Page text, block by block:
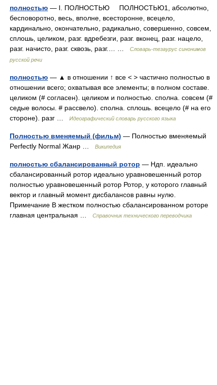
полностью — I. ПОЛНОСТЬЮ ПОЛНОСТЬЮ1, абсолютно,
бесповоротно, весь, вполне, всесторонне, всецело,
кардинально, окончательно, радикально, совершенно, совсем,
сплошь, целиком, разг. вдребезги, разг. вконец, разг. нацело,
разг. начисто, разг. сквозь, разг.… …
Словарь-тезаурус синонимов
русской речи
полностью — ▲ в отношении ↑ все < > частично полностью в
отношении всего; охватывая все элементы; в полном составе.
целиком (# согласен). целиком и полностью. сполна. совсем (#
седые волосы. # рассвело). сполна. сплошь. всецело (# на его
стороне). разг …
Идеографический словарь русского языка
Полностью вменяемый (фильм) — Полностью вменяемый
Perfectly Normal Жанр …
Википедия
полностью сбалансированный ротор — Ндп. идеально
сбалансированный ротор идеально уравновешенный ротор
полностью уравновешенный ротор Ротор, у которого главный
вектор и главный момент дисбалансов равны нулю.
Примечание В жестком полностью сбалансированном роторе
главная центральная …
Справочник технического переводчика